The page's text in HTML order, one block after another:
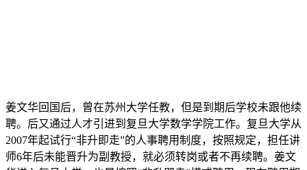
姜文华回国后，曾在苏州大学任教，但是到期后学校未跟他续
聘。后又通过人才引进到复旦大学数学学院工作。复旦大学从
2007年起试行“非升即走”的人事聘用制度，按照规定，担任讲
师6年后未能晋升为副教授，就必须转岗或者不再续聘。姜文